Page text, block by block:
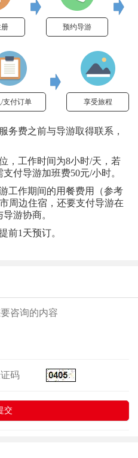
预约导游
支付订单 享受旅程
务费之前与导游取得联系，
，工作时间为8小时/天，若
付导游加班费50元/小时。
工作期间的用餐费用（参考
周边住宿，还要支付导游在
游协商。
前1天预订。